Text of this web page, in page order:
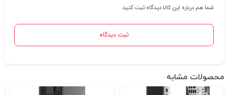
شما هم درباره این کالا دیدگاه ثبت کنید
ثبت دیدگاه
محصولات مشابه